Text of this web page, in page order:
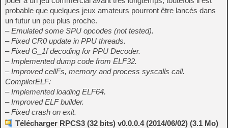
probable que quelques jeux amateurs pourront être lancés dans
un futur un peu plus proche.
– Emulated some SPU opcodes (not tested).
– Fixed CR0 update in PPU threads.
– Fixed G_1f decoding for PPU Decoder.
– Implemented dump code from ELF32.
– Improved cellFs, memory and process syscalls call.
CompilerELF:
– Implemented loading ELF64.
– Improved ELF builder.
– Fixed crash on exit.
Télécharger RPCS3 (32 bits) v0.0.0.4 (2014/06/02) (3.1 Mo)